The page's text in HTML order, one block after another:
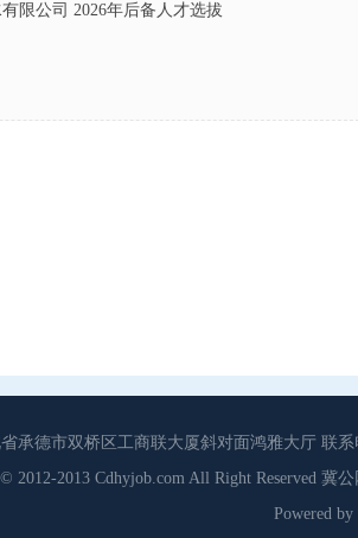
限公司 2026年后备人才选拔
承德市双桥区工商联大厦斜对面鸿雅大厅 联
2012-2013 Cdhyjob.com All Right Reserved 冀
Powered